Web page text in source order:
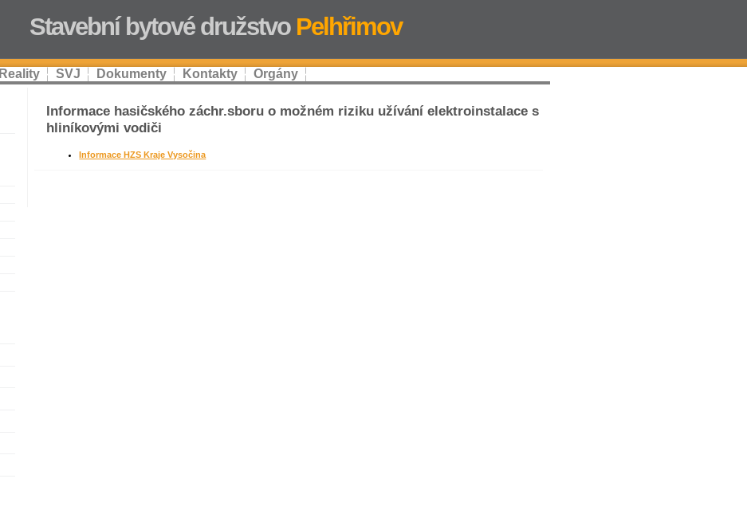
Stavební bytové družstvo Pelhřimov
Reality SVJ Dokumenty Kontakty Orgány
Informace hasičského záchr.sboru o možném riziku užívání elektroinstalace s
hliníkovými vodiči
Informace HZS Kraje Vysočina